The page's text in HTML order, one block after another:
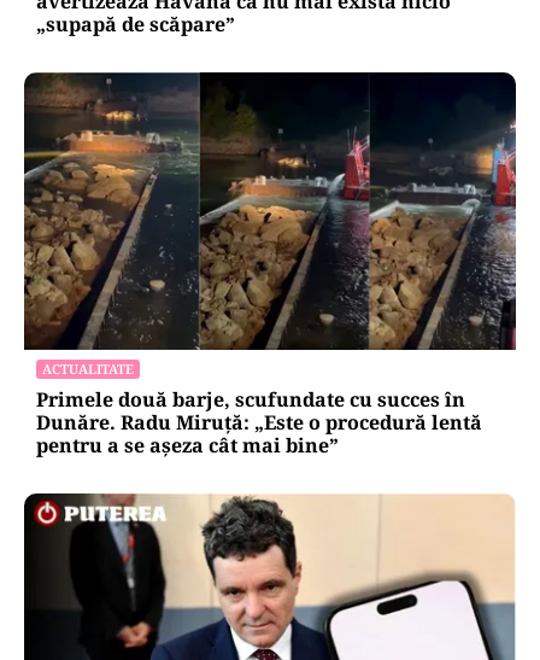
„supapă de scăpare”
ACTUALITATE
Primele două barje, scufundate cu succes în
Dunăre. Radu Miruță: „Este o procedură lentă
pentru a se așeza cât mai bine”